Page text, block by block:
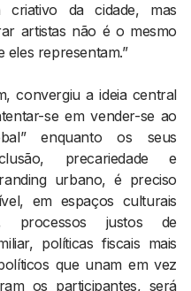
criativo da cidade, mas
artistas não é o mesmo
eles representam.”
convergiu a ideia central
se em vender-se ao
enquanto os seus
precariedade e
urbano, é preciso
em espaços culturais
processos justos de
políticas fiscais mais
que unam em vez
os participantes, será